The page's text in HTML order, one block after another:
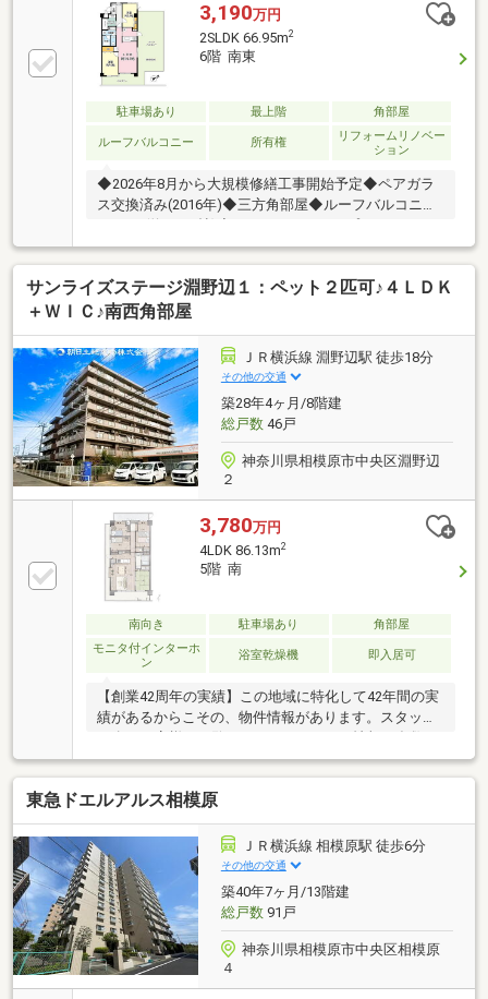
気軽にどうぞ！インターネット、チラシなどに掲載で
きない物件も多数ございます！■朝日土地建物 橋本店
は一戸建てやマンションなど不動産の購入・売却をサ
ポートする橋本駅徒歩2分の不動産会社です。■未公開
物件情報も多数ございます！不動産に関する事はなん
でもお気軽にご連絡ください。■キッズスペースもご
用意しております。ＤＶＤ、おもちゃ、絵本などキッ
ズスペースも充実させております。
3,190万円
2SLDK 66.95m2
6階 南東
駐車場あり 最上階 角部屋
ルーフバルコニー 所有権
リフォームリノベー
ション
◆2026年8月から大規模修繕工事開始予定◆ペアガラ
ス交換済み(2016年)◆三方角部屋◆ルーフバルコニー
36.48㎡(約22.51帖)◆ファイナンシャルプランナーの
ライフ相談無料！◆資産運用から老後資金、お子様の
学費など不動産だけでなく家計の総合的お金の不安を
解消します！
サンライズステージ淵野辺１：ペット２匹可♪４ＬＤＫ
＋ＷＩＣ♪南西角部屋
ＪＲ横浜線 淵野辺駅 徒歩18分
その他の交通
築28年4ヶ月/8階建
総戸数46戸
神奈川県相模原市中央区淵野辺
２
3,780万円
4LDK 86.13m2
5階 南
南向き 駐車場あり
角部屋
モニタ付インターホ
ン
浴室乾燥機 即入居可
【創業42周年の実績】この地域に特化して42年間の実
績があるからこその、物件情報があります。スタッフ
40名でお客様がご覧になったことのない情報を多数ご
用意しております。※自己資金を使いたくない※現在、
他のローンを組んでいるけど大丈夫かな等お気軽に下
記までご連絡ください。☆フリーダイヤル：0120-12-
7417お住まい探しは朝日土地建物(株)営業7課にお任せ
ください！インターネット、チラシなどに掲載できな
い物件も多数ございます！
東急ドエルアルス相模原
ＪＲ横浜線 相模原駅 徒歩6分
その他の交通
築40年7ヶ月/13階建
総戸数91戸
神奈川県相模原市中央区相模原
４